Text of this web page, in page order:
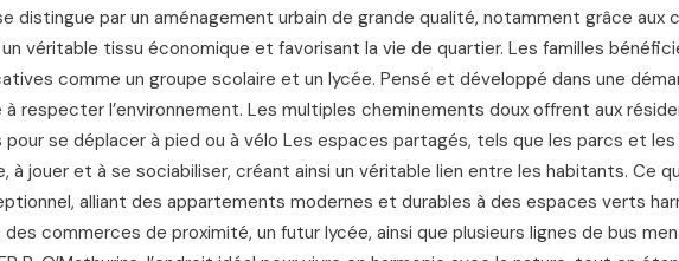
distingue par un aménagement urbain de grande qualité, notamment grâce aux
un véritable tissu économique et favorisant la vie de quartier. Les familles
comme un groupe scolaire et un lycée. Pensé et développé dans une
à respecter l’environnement. Les multiples cheminements doux offrent aux
se déplacer à pied ou à vélo Les espaces partagés, tels que les parcs et les
à jouer et à se sociabiliser, créant ainsi un véritable lien entre les habitants. Ce
alliant des appartements modernes et durables à des espaces verts
commerces de proximité, un futur lycée, ainsi que plusieurs lignes de bus